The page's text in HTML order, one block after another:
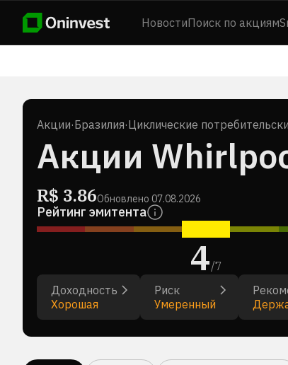
НовостиПоиск по акциям
Акции·Бразилия·Циклические
Акции
R$ 3.86Обновлено 07.08.2026
Рейтинг эмитента
4/7
Доходность
Хорошая
Риск
Умеренный